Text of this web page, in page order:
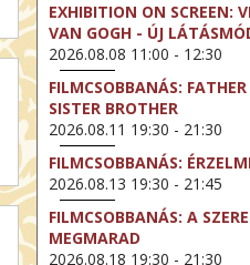
EXHIBITION ON SCREEN:
VAN GOGH - ÚJ
2026.08.08 11:00 - 12:30
FILMCSOBBANÁS:
SISTER BROTHER
2026.08.11 19:30 - 21:30
FILMCSOBBANÁS:
2026.08.13 19:30 - 21:45
FILMCSOBBANÁS: A
MEGMARAD
2026.08.18 19:30 - 21:30